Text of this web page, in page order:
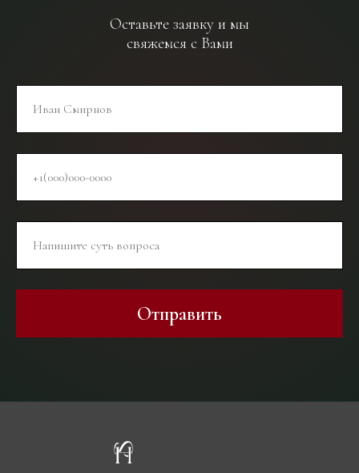
Оставьте заявку и мы
свяжемся с Вами
Отправить